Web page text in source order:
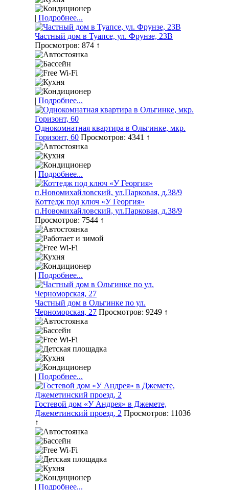
| Подробнее...
Частный дом в Туапсе, ул. Фрунзе, 23В
Просмотров: 874 ↑
| Подробнее...
Однокомнатная квартира в Ольгинке, мкр.
Горизонт, 60 Просмотров: 4341 ↑
| Подробнее...
Коттедж под ключ «У Георгия»
п.Новомихайловский, ул.Парковая, д.38/9
Просмотров: 7544 ↑
| Подробнее...
Частный дом в Ольгинке по ул.
Черноморская, 27 Просмотров: 9249 ↑
| Подробнее...
Гостевой дом «У Андрея» в Джемете,
Джеметинский проезд, 2 Просмотров: 11036
↑
| Подробнее...